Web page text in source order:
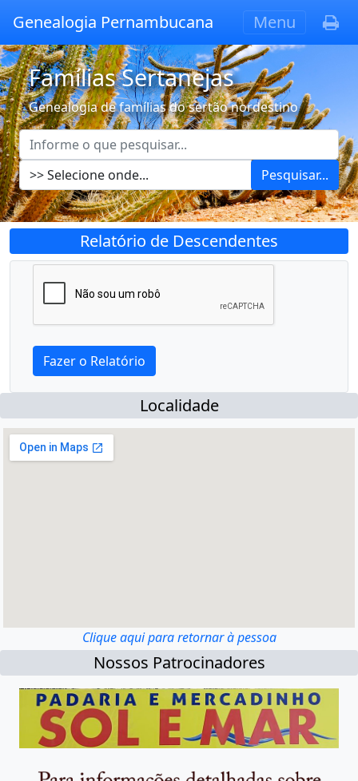
Genealogia Pernambucana Menu
Famílias Sertanejas
Genealogia de famílias do sertão nordestino
Pesquisar...
Relatório de Descendentes
Localidade
Clique aqui para retornar à pessoa
Nossos Patrocinadores